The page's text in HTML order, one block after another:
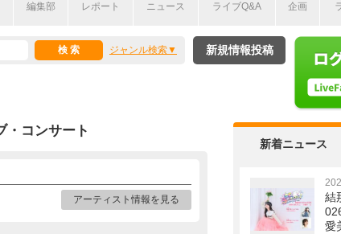
編集部 レポート ニュース ライブQ&A 企画
ジャンル検索 新規情報投稿
・コンサート
アーティスト情報を見る
新着ニュース
結
愛